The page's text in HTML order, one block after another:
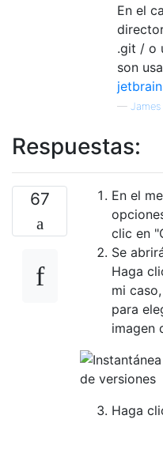
En el
.git / o
son
— James
Respuestas:
67
En el
clic en
Se
Haga
mi
para
imagen
Haga